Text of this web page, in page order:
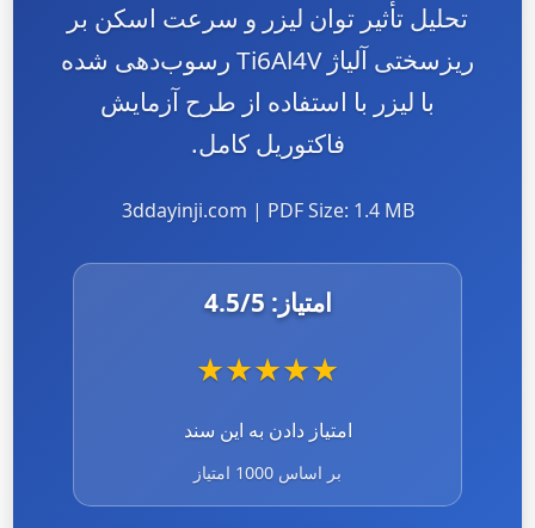
تحلیل تأثیر توان لیزر و سرعت اسکن بر
ریزسختی آلیاژ Ti6Al4V رسوب‌دهی شده
با لیزر با استفاده از طرح آزمایش
فاکتوریل کامل.
3ddayinji.com | PDF Size: 1.4 MB
امتیاز: 4.5/5
★
★
★
★
★
امتیاز دادن به این سند
بر اساس 1000 امتیاز